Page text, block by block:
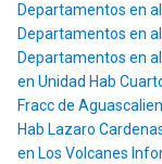
Departamentos en
Departamentos en
Departamentos en
en Unidad Hab
Fracc de
Hab Lazaro
en Los Volcanes